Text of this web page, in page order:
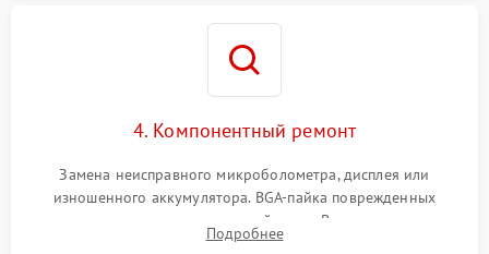
4. Компонентный ремонт
Замена неисправного микроболометра, дисплея или
изношенного аккумулятора. BGA-пайка поврежденных
контроллеров на материнской плате. Восстановление
разъемов и кнопок, замена поврежденных элементов
Подробнее